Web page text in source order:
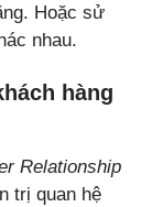
Hoặc sử
nhau.
hàng
Relationship
trị quan hệ